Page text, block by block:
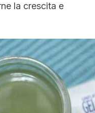
la crescita e